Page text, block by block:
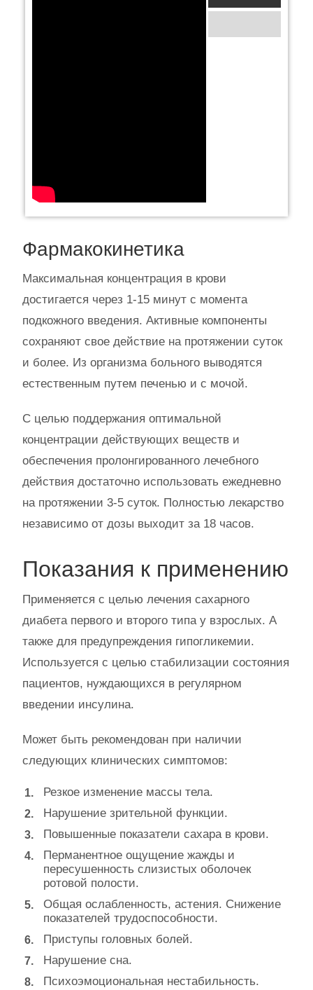
Фармакокинетика
Максимальная концентрация в крови
достигается через 1-15 минут с момента
подкожного введения. Активные компоненты
сохраняют свое действие на протяжении суток
и более. Из организма больного выводятся
естественным путем печенью и с мочой.
С целью поддержания оптимальной
концентрации действующих веществ и
обеспечения пролонгированного лечебного
действия достаточно использовать ежедневно
на протяжении 3-5 суток. Полностью лекарство
независимо от дозы выходит за 18 часов.
Показания к применению
Применяется с целью лечения сахарного
диабета первого и второго типа у взрослых. А
также для предупреждения гипогликемии.
Используется с целью стабилизации состояния
пациентов, нуждающихся в регулярном
введении инсулина.
Может быть рекомендован при наличии
следующих клинических симптомов:
Резкое изменение массы тела.
Нарушение зрительной функции.
Повышенные показатели сахара в крови.
Перманентное ощущение жажды и
пересушенность слизистых оболочек
ротовой полости.
Общая ослабленность, астения. Снижение
показателей трудоспособности.
Приступы головных болей.
Нарушение сна.
Психоэмоциональная нестабильность.